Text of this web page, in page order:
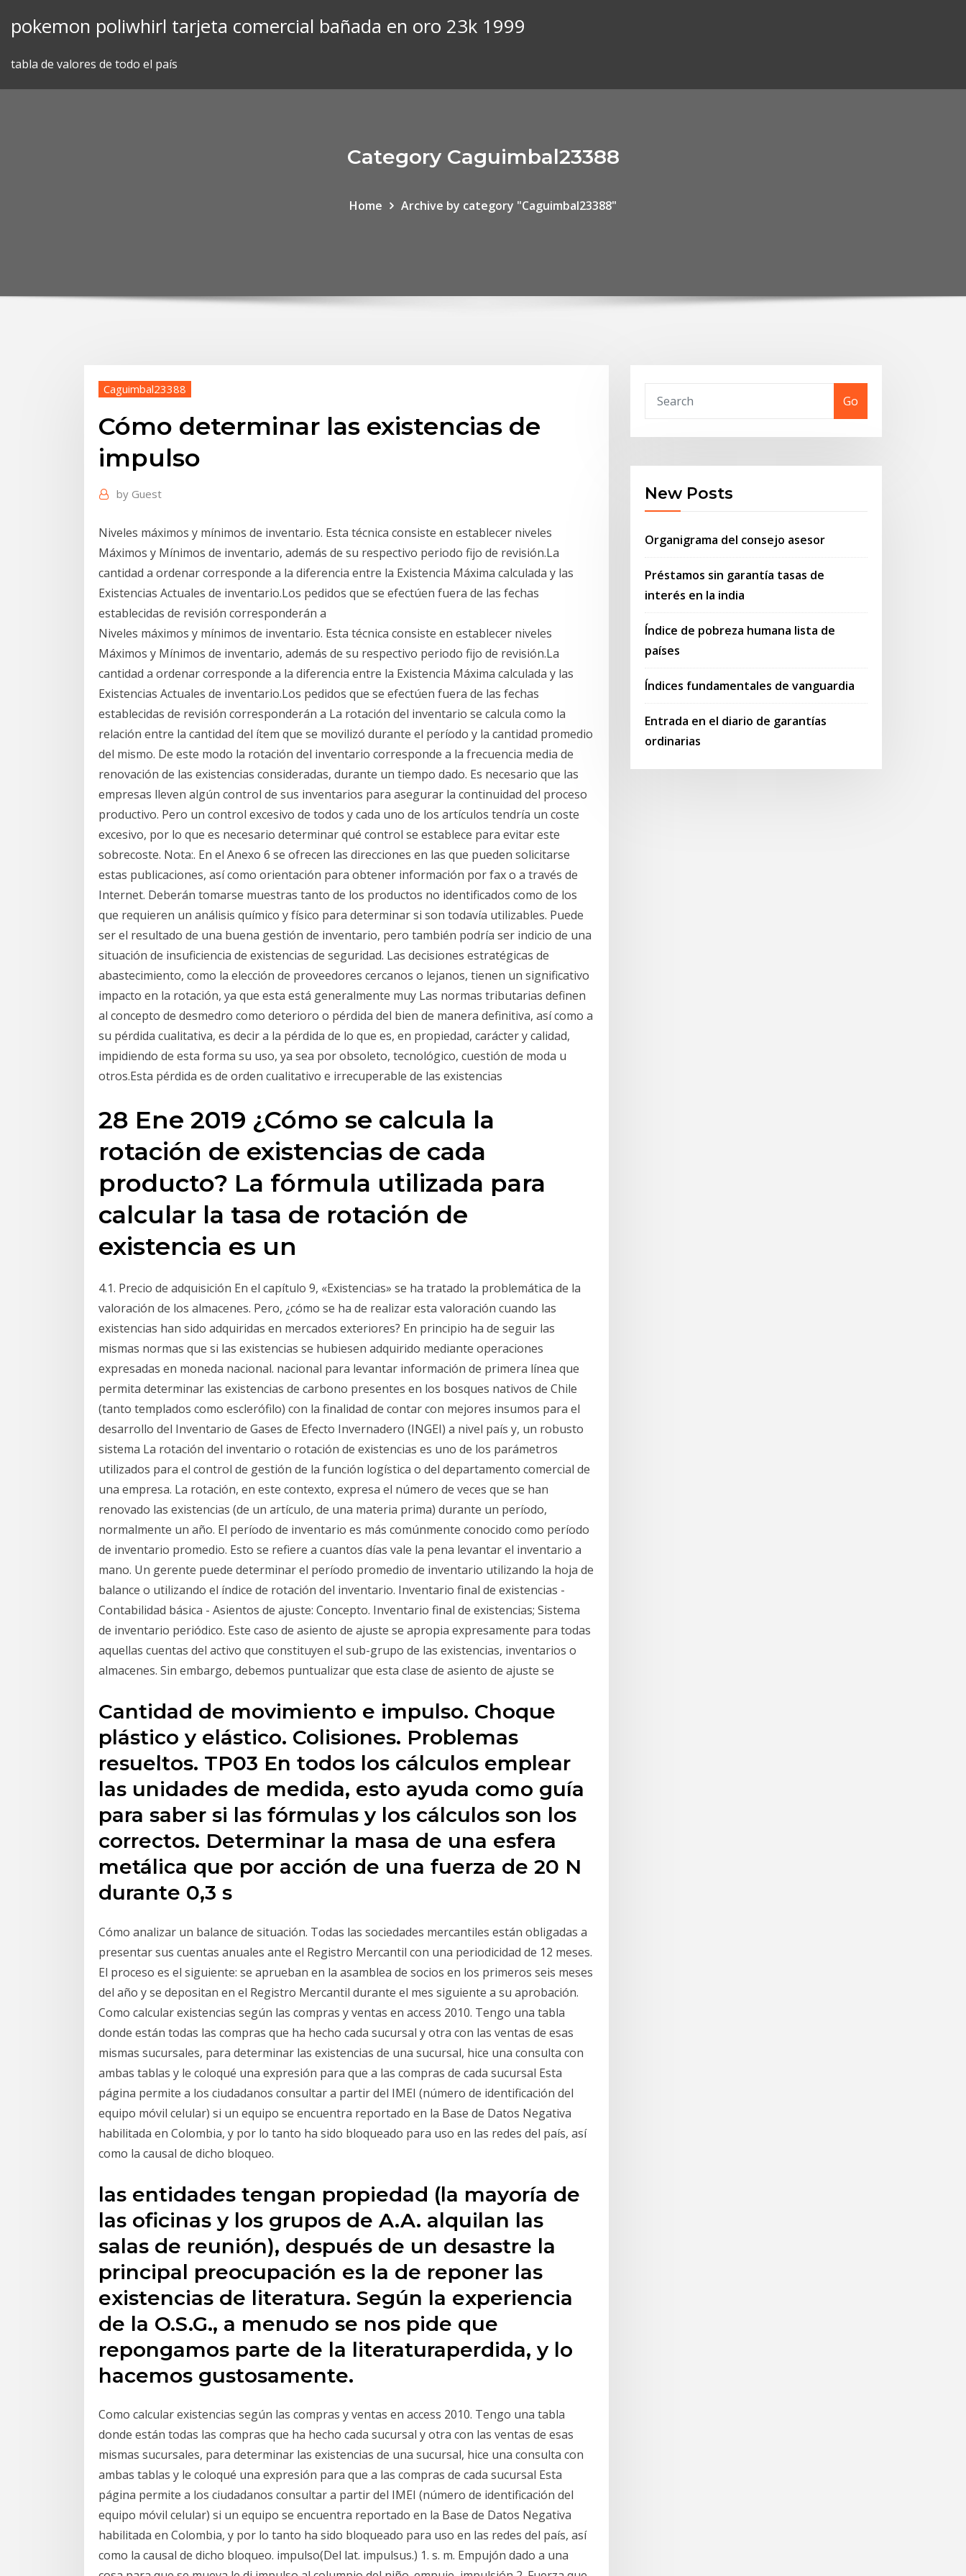
pokemon poliwhirl tarjeta comercial bañada en oro 23k 1999
tabla de valores de todo el país
Category Caguimbal23388
Home Archive by category "Caguimbal23388"
Caguimbal23388
Cómo determinar las existencias de
impulso
by Guest
Niveles máximos y mínimos de inventario. Esta técnica consiste en establecer niveles
Máximos y Mínimos de inventario, además de su respectivo periodo fijo de revisión.La
cantidad a ordenar corresponde a la diferencia entre la Existencia Máxima calculada y las
Existencias Actuales de inventario.Los pedidos que se efectúen fuera de las fechas
establecidas de revisión corresponderán a
Niveles máximos y mínimos de inventario. Esta técnica consiste en establecer niveles
Máximos y Mínimos de inventario, además de su respectivo periodo fijo de revisión.La
cantidad a ordenar corresponde a la diferencia entre la Existencia Máxima calculada y las
Existencias Actuales de inventario.Los pedidos que se efectúen fuera de las fechas
establecidas de revisión corresponderán a La rotación del inventario se calcula como la
relación entre la cantidad del ítem que se movilizó durante el período y la cantidad promedio
del mismo. De este modo la rotación del inventario corresponde a la frecuencia media de
renovación de las existencias consideradas, durante un tiempo dado. Es necesario que las
empresas lleven algún control de sus inventarios para asegurar la continuidad del proceso
productivo. Pero un control excesivo de todos y cada uno de los artículos tendría un coste
excesivo, por lo que es necesario determinar qué control se establece para evitar este
sobrecoste. Nota:. En el Anexo 6 se ofrecen las direcciones en las que pueden solicitarse
estas publicaciones, así como orientación para obtener información por fax o a través de
Internet. Deberán tomarse muestras tanto de los productos no identificados como de los
que requieren un análisis químico y físico para determinar si son todavía utilizables. Puede
ser el resultado de una buena gestión de inventario, pero también podría ser indicio de una
situación de insuficiencia de existencias de seguridad. Las decisiones estratégicas de
abastecimiento, como la elección de proveedores cercanos o lejanos, tienen un significativo
impacto en la rotación, ya que esta está generalmente muy Las normas tributarias definen
al concepto de desmedro como deterioro o pérdida del bien de manera definitiva, así como a
su pérdida cualitativa, es decir a la pérdida de lo que es, en propiedad, carácter y calidad,
impidiendo de esta forma su uso, ya sea por obsoleto, tecnológico, cuestión de moda u
otros.Esta pérdida es de orden cualitativo e irrecuperable de las existencias
28 Ene 2019 ¿Cómo se calcula la
rotación de existencias de cada
producto? La fórmula utilizada para
calcular la tasa de rotación de
existencia es un
4.1. Precio de adquisición En el capítulo 9, «Existencias» se ha tratado la problemática de la
valoración de los almacenes. Pero, ¿cómo se ha de realizar esta valoración cuando las
existencias han sido adquiridas en mercados exteriores? En principio ha de seguir las
mismas normas que si las existencias se hubiesen adquirido mediante operaciones
expresadas en moneda nacional. nacional para levantar información de primera línea que
permita determinar las existencias de carbono presentes en los bosques nativos de Chile
(tanto templados como esclerófilo) con la finalidad de contar con mejores insumos para el
desarrollo del Inventario de Gases de Efecto Invernadero (INGEI) a nivel país y, un robusto
sistema La rotación del inventario o rotación de existencias es uno de los parámetros
utilizados para el control de gestión de la función logística o del departamento comercial de
una empresa. La rotación, en este contexto, expresa el número de veces que se han
renovado las existencias (de un artículo, de una materia prima) durante un período,
normalmente un año. El período de inventario es más comúnmente conocido como período
de inventario promedio. Esto se refiere a cuantos días vale la pena levantar el inventario a
mano. Un gerente puede determinar el período promedio de inventario utilizando la hoja de
balance o utilizando el índice de rotación del inventario. Inventario final de existencias -
Contabilidad básica - Asientos de ajuste: Concepto. Inventario final de existencias; Sistema
de inventario periódico. Este caso de asiento de ajuste se apropia expresamente para todas
aquellas cuentas del activo que constituyen el sub-grupo de las existencias, inventarios o
almacenes. Sin embargo, debemos puntualizar que esta clase de asiento de ajuste se
Cantidad de movimiento e impulso. Choque
plástico y elástico. Colisiones. Problemas
resueltos. TP03 En todos los cálculos emplear
las unidades de medida, esto ayuda como guía
para saber si las fórmulas y los cálculos son los
correctos. Determinar la masa de una esfera
metálica que por acción de una fuerza de 20 N
durante 0,3 s
Cómo analizar un balance de situación. Todas las sociedades mercantiles están obligadas a
presentar sus cuentas anuales ante el Registro Mercantil con una periodicidad de 12 meses.
El proceso es el siguiente: se aprueban en la asamblea de socios en los primeros seis meses
del año y se depositan en el Registro Mercantil durante el mes siguiente a su aprobación.
Como calcular existencias según las compras y ventas en access 2010. Tengo una tabla
donde están todas las compras que ha hecho cada sucursal y otra con las ventas de esas
mismas sucursales, para determinar las existencias de una sucursal, hice una consulta con
ambas tablas y le coloqué una expresión para que a las compras de cada sucursal Esta
página permite a los ciudadanos consultar a partir del IMEI (número de identificación del
equipo móvil celular) si un equipo se encuentra reportado en la Base de Datos Negativa
habilitada en Colombia, y por lo tanto ha sido bloqueado para uso en las redes del país, así
como la causal de dicho bloqueo.
las entidades tengan propiedad (la mayoría de
las oficinas y los grupos de A.A. alquilan las
salas de reunión), después de un desastre la
principal preocupación es la de reponer las
existencias de literatura. Según la experiencia
de la O.S.G., a menudo se nos pide que
repongamos parte de la literaturaperdida, y lo
hacemos gustosamente.
Como calcular existencias según las compras y ventas en access 2010. Tengo una tabla
donde están todas las compras que ha hecho cada sucursal y otra con las ventas de esas
mismas sucursales, para determinar las existencias de una sucursal, hice una consulta con
ambas tablas y le coloqué una expresión para que a las compras de cada sucursal Esta
página permite a los ciudadanos consultar a partir del IMEI (número de identificación del
equipo móvil celular) si un equipo se encuentra reportado en la Base de Datos Negativa
habilitada en Colombia, y por lo tanto ha sido bloqueado para uso en las redes del país, así
como la causal de dicho bloqueo. impulso(Del lat. impulsus.) 1. s. m. Empujón dado a una
Go
New Posts
Organigrama del consejo asesor
Préstamos sin garantía tasas de
interés en la india
Índice de pobreza humana lista de
países
Índices fundamentales de vanguardia
Entrada en el diario de garantías
ordinarias